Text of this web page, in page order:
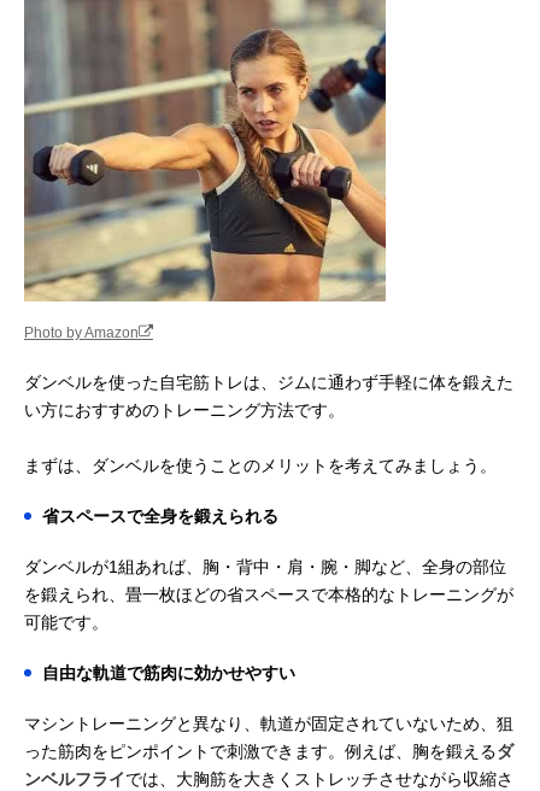
Photo by Amazon
ダンベルを使った自宅筋トレは、ジムに通わず手軽に体を鍛えた
い方におすすめのトレーニング方法です。
まずは、ダンベルを使うことのメリットを考えてみましょう。
省スペースで全身を鍛えられる
ダンベルが1組あれば、胸・背中・肩・腕・脚など、全身の部位
を鍛えられ、畳一枚ほどの省スペースで本格的なトレーニングが
可能です。
自由な軌道で筋肉に効かせやすい
マシントレーニングと異なり、軌道が固定されていないため、狙
った筋肉をピンポイントで刺激できます。例えば、胸を鍛えるダ
ンベルフライでは、大胸筋を大きくストレッチさせながら収縮さ